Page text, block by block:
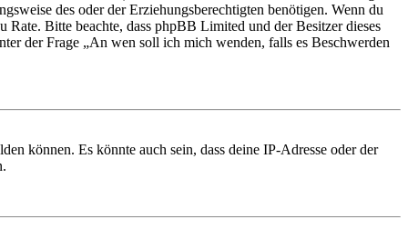
des oder der Erziehungsberechtigten benötigen. Wenn du
Bitte beachte, dass phpBB Limited und der Besitzer dieses
der Frage „An wen soll ich mich wenden, falls es Beschwerden
können. Es könnte auch sein, dass deine IP-Adresse oder der